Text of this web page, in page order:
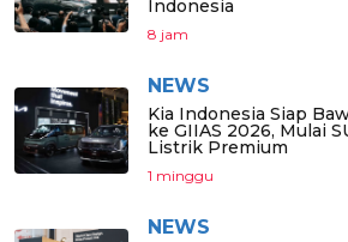
Indonesia
8 jam
NEWS
Kia Indonesia Siap
ke GIIAS 2026, Mulai
Listrik Premium
1 minggu
NEWS